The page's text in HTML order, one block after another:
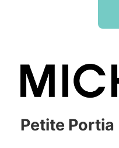
Petite Portia